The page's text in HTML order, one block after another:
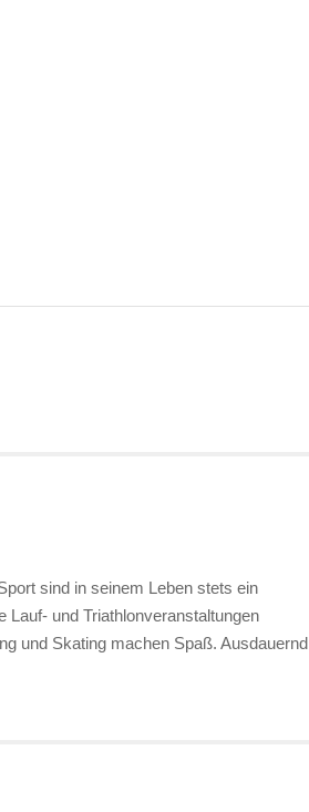
sind in seinem Leben stets ein
Lauf- und Triathlonveranstaltungen
und Skating machen Spaß. Ausdauernd